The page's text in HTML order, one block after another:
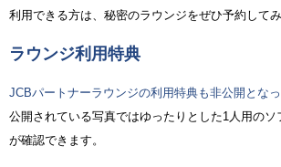
利用できる方は、秘密のラウンジをぜひ予約して
ラウンジ利用特典
JCBパートナーラウンジの利用特典も非公開となっ
公開されている写真ではゆったりとした1人用の
が確認できます。